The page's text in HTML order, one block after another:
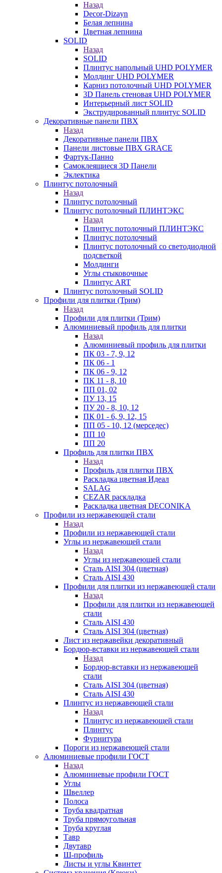
Назад
Decor-Dizayn
Белая лепнина
Цветная лепнина
SOLID
Назад
SOLID
Плинтус напольный UHD POLYMER
Молдинг UHD POLYMER
Карниз потолочный UHD POLYMER
3D Панель стеновая UHD POLYMER
Интерьерный лист SOLID
Экструдированный плинтус SOLID
Декоративные панели ПВХ
Назад
Декоративные панели ПВХ
Панели листовые ПВХ GRACE
Фартук-Панно
Самоклеящиеся 3D Панели
Эклектика
Плинтус потолочный
Назад
Плинтус потолочный
Плинтус потолочный ПЛИНТЭКС
Назад
Плинтус потолочный ПЛИНТЭКС
Плинтус потолочный
Плинтус потолочный со светодиодной
подсветкой
Молдинги
Углы стыковочные
Плинтус ART
Плинтус потолочный SOLID
Профили для плитки (Трим)
Назад
Профили для плитки (Трим)
Алюминиевый профиль для плитки
Назад
Алюминиевый профиль для плитки
ПК 03 - 7, 9, 12
ПК 06 - 1
ПК 06 - 9, 12
ПК 11 - 8, 10
ПП 01, 02
ПУ 13, 15
ПУ 20 - 8, 10, 12
ПК 01 - 6, 9, 12, 15
ПП 05 - 10, 12 (мерседес)
ПП 10
ПП 20
Профиль для плитки ПВХ
Назад
Профиль для плитки ПВХ
Раскладка цветная Идеал
SALAG
CEZAR раскладка
Раскладка цветная DECONIKA
Профили из нержавеющей стали
Назад
Профили из нержавеющей стали
Углы из нержавеющей стали
Назад
Углы из нержавеющей стали
Сталь AISI 304 (цветная)
Сталь AISI 430
Профили для плитки из нержавеющей стали
Назад
Профили для плитки из нержавеющей
стали
Сталь AISI 430
Сталь AISI 304 (цветная)
Лист из нержавейки декоративный
Бордюр-вставки из нержавеющей стали
Назад
Бордюр-вставки из нержавеющей
стали
Сталь AISI 304 (цветная)
Сталь AISI 430
Плинтус из нержавеющей стали
Назад
Плинтус из нержавеющей стали
Плинтус
Фурнитура
Пороги из нержавеющей стали
Алюминиевые профили ГОСТ
Назад
Алюминиевые профили ГОСТ
Углы
Швеллер
Полоса
Труба квадратная
Труба прямоугольная
Труба круглая
Тавр
Двутавр
Ш-профиль
Листы и углы Квинтет